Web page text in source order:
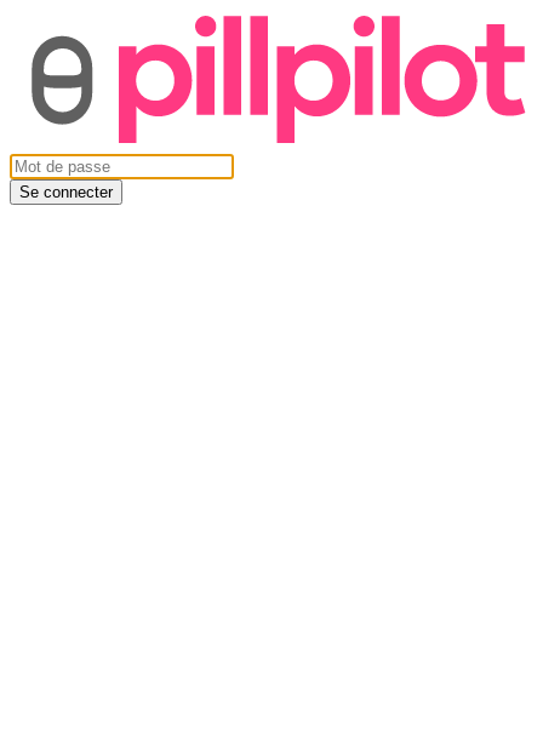
Se connecter